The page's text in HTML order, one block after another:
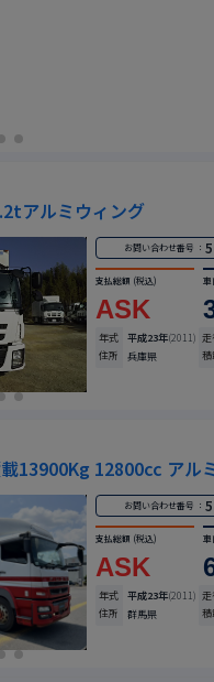
アルミウィング
お問い合わせ番号 ：
支払総額 (税込)
ASK
車
年式 平成23年(2011)
住所 兵庫県
13900Kg 12800cc アル
お問い合わせ番号 ：
支払総額 (税込)
ASK
車
年式 平成23年(2011)
住所 群馬県